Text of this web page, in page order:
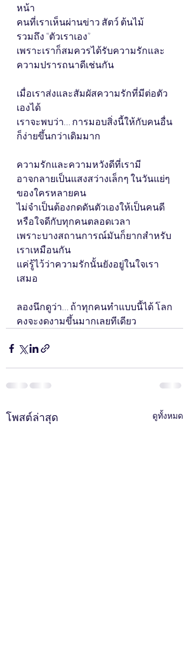
หน้า
คนที่เราเห็นผ่านข่าว สัตว์ ต้นไม้
รวมถึง “ตัวเราเอง”
เพราะเราก็สมควรได้รับความรักและ
ความปรารถนาดีเช่นกัน
เมื่อเราส่งและสัมผัสความรักที่มีต่อตัว
เองได้
เราจะพบว่า… การมอบสิ่งนี้ให้กับคนอื่น
ก็ง่ายขึ้นกว่าเดิมมาก
ความรักและความหวังดีที่เรามี
อาจกลายเป็นแสงสว่างเล็กๆ ในวันแย่ๆ
ของใครหลายคน
ไม่จำเป็นต้องกดดันตัวเองให้เป็นคนดี
หรือใจดีกับทุกคนตลอดเวลา
เพราะบางสถานการณ์มันก็ยากสำหรับ
เราเหมือนกัน
แค่รู้ไว้ว่าความรักนั้นยังอยู่ในใจเรา
เสมอ
ลองนึกดูว่า… ถ้าทุกคนทำแบบนี้ได้ โลก
คงจะงดงามขึ้นมากเลยทีเดียว
โพสต์ล่าสุด ดูทั้งหมด